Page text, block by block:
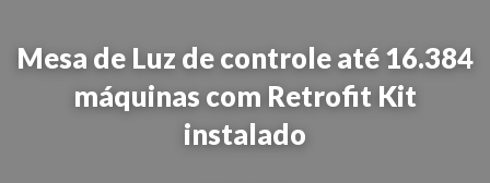
Mesa de Luz de controle até 16.384
máquinas com Retrofit Kit
instalado